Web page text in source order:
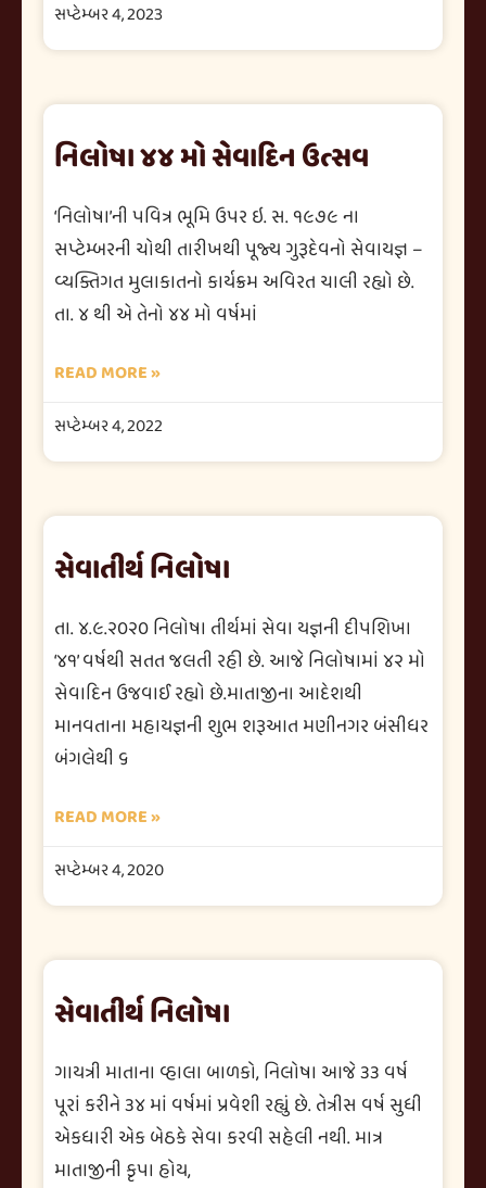
સપ્ટેમ્બર 4, 2023
નિલોષા ૪૪ મો સેવાદિન ઉત્સવ
‘નિલોષા’ની પવિત્ર ભૂમિ ઉપર ઇ. સ. ૧૯૭૯ ના
સપ્ટેમ્બરની ચોથી તારીખથી પૂજ્ય ગુરૂદેવનો સેવાયજ્ઞ –
વ્યક્તિગત મુલાકાતનો કાર્યક્રમ અવિરત ચાલી રહ્યો છે.
તા. ૪ થી એ તેનો ૪૪ મો વર્ષમાં
READ MORE »
સપ્ટેમ્બર 4, 2022
સેવાતીર્થ નિલોષા
તા. ૪.૯.૨૦૨૦ નિલોષા તીર્થમાં સેવા યજ્ઞની દીપશિખા
‘૪૧’ વર્ષથી સતત જલતી રહી છે. આજે નિલોષામાં ૪૨ મો
સેવાદિન ઉજવાઈ રહ્યો છે.માતાજીના આદેશથી
માનવતાના મહાયજ્ઞની શુભ શરૂઆત મણીનગર બંસીધર
બંગલેથી ૬
READ MORE »
સપ્ટેમ્બર 4, 2020
સેવાતીર્થ નિલોષા
ગાયત્રી માતાના વ્હાલા બાળકો, નિલોષા આજે ૩૩ વર્ષ
પૂરાં કરીને ૩૪ માં વર્ષમાં પ્રવેશી રહ્યું છે. તેત્રીસ વર્ષ સુધી
એકધારી એક બેઠકે સેવા કરવી સહેલી નથી. માત્ર
માતાજીની કૃપા હોય,